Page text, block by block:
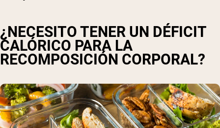
¿NECESITO TENER UN DÉFICIT
CALÓRICO PARA LA
RECOMPOSICIÓN CORPORAL?